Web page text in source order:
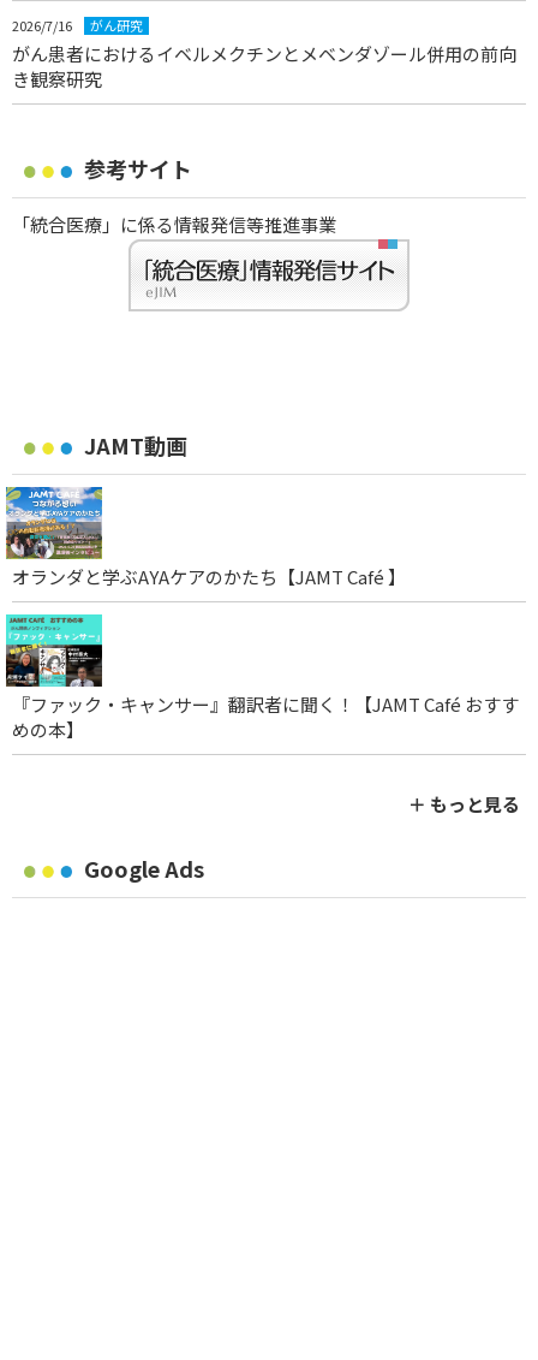
2026/7/16 がん研究
がん患者におけるイベルメクチンとメベンダゾール併用の前向
き観察研究
参考サイト
「統合医療」に係る情報発信等推進事業
JAMT動画
オランダと学ぶAYAケアのかたち【JAMT Café 】
『ファック・キャンサー』翻訳者に聞く！【JAMT Café おすす
めの本】
＋ もっと見る
Google Ads